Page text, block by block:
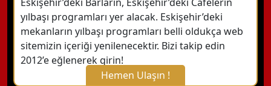
yılbaşı programları yer alacak. Eskişehir’deki
mekanların yılbaşı programları belli oldukça web
sitemizin içeriği yenilenecektir. Bizi takip edin
2012’e eğlenerek girin!
Hemen Ulaşın !